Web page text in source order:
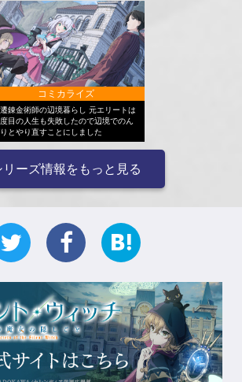
コミカライズ
錬金術師の辺境暮らし 元エリートは
目の人生も失敗したので辺境でのん
とやり直すことにしました
リーズ情報をもっと見る